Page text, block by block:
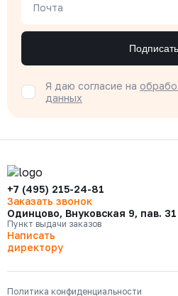
Почта
Я даю согласие на
данных
+7 (495) 215-24-81
Заказать звонок
Одинцово, Внуковская 9, пав. 31
Пункт выдачи заказов
Написать
директору
Политика конфиденциальности